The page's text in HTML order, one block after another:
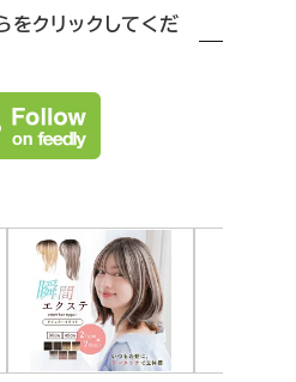
をクリックしてくだ